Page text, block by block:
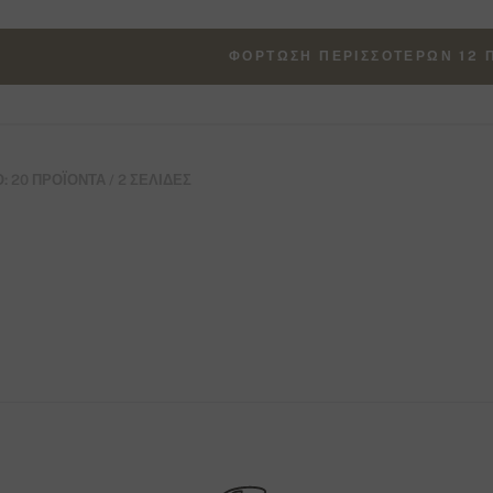
ΦΌΡΤΩΣΗ ΠΕΡΙΣΣΌΤΕΡΩΝ 12